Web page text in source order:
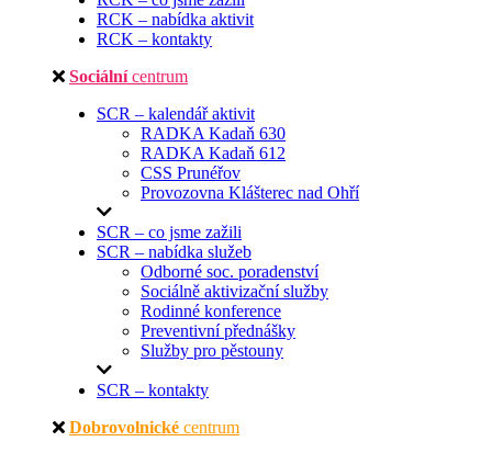
RCK – nabídka aktivit
RCK – kontakty
Sociální centrum
SCR – kalendář aktivit
RADKA Kadaň 630
RADKA Kadaň 612
CSS Prunéřov
Provozovna Klášterec nad Ohří
SCR – co jsme zažili
SCR – nabídka služeb
Odborné soc. poradenství
Sociálně aktivizační služby
Rodinné konference
Preventivní přednášky
Služby pro pěstouny
SCR – kontakty
Dobrovolnické centrum